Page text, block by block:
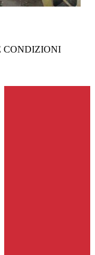
CONDIZIONI